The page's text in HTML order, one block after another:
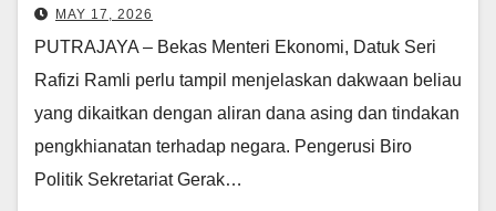
MAY 17, 2026
PUTRAJAYA – Bekas Menteri Ekonomi, Datuk Seri
Rafizi Ramli perlu tampil menjelaskan dakwaan beliau
yang dikaitkan dengan aliran dana asing dan tindakan
pengkhianatan terhadap negara. Pengerusi Biro
Politik Sekretariat Gerak…